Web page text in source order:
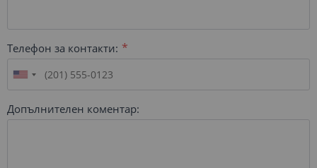
Телефон за контакти:
Допълнителен коментар: